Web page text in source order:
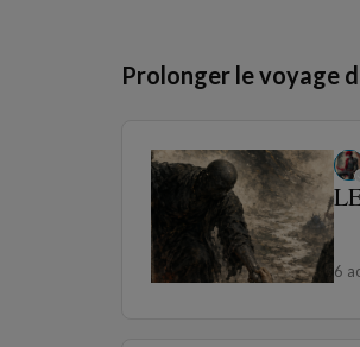
Prolonger le voyage
6